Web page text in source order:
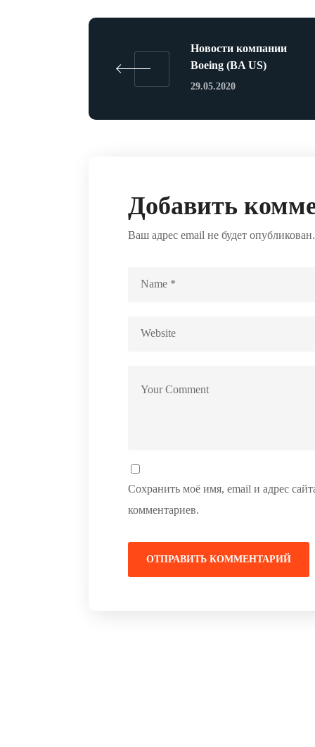
Новости компании
Boeing (BA US)
29.05.2020
Добавить
Ваш адрес email не будет опубликован.
Сохранить моё имя, email и адрес
комментариев.